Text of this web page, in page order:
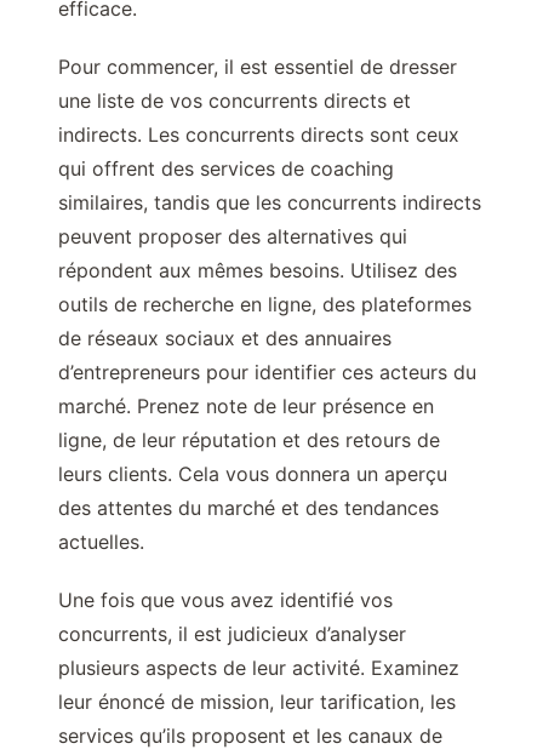
efficace.
Pour commencer, il est essentiel de dresser
une liste de vos concurrents directs et
indirects. Les concurrents directs sont ceux
qui offrent des services de coaching
similaires, tandis que les concurrents indirects
peuvent proposer des alternatives qui
répondent aux mêmes besoins. Utilisez des
outils de recherche en ligne, des plateformes
de réseaux sociaux et des annuaires
d’entrepreneurs pour identifier ces acteurs du
marché. Prenez note de leur présence en
ligne, de leur réputation et des retours de
leurs clients. Cela vous donnera un aperçu
des attentes du marché et des tendances
actuelles.
Une fois que vous avez identifié vos
concurrents, il est judicieux d’analyser
plusieurs aspects de leur activité. Examinez
leur énoncé de mission, leur tarification, les
services qu’ils proposent et les canaux de